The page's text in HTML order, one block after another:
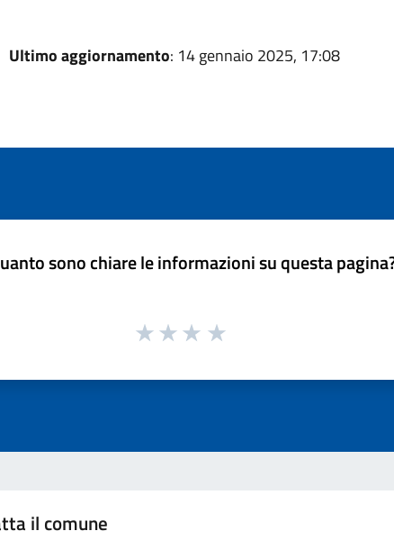
Ultimo aggiornamento: 14 gennaio 2025, 17:08
sono chiare le informazioni su questa
il comune